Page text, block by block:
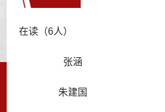
在读（6人）
张涵
朱建国